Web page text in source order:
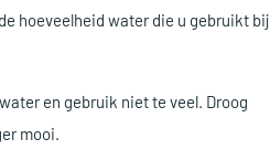
hoeveelheid water die u gebruikt bij
en gebruik niet te veel. Droog
mooi.